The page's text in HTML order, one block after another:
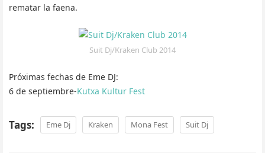
rematar la faena.
Suit Dj/Kraken Club 2014
Próximas fechas de Eme DJ:
6 de septiembre-Kutxa Kultur Fest
Tags: Eme Dj Kraken Mona Fest Suit Dj